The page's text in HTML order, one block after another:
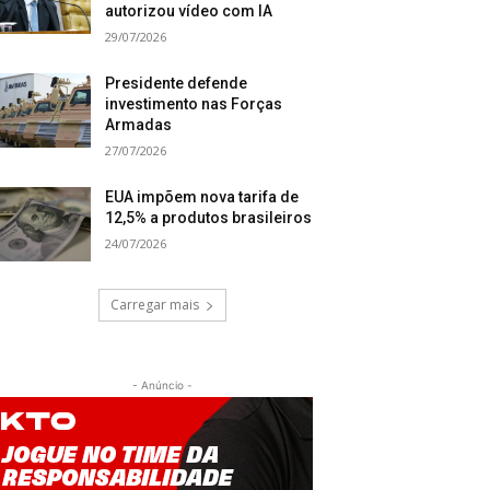
autorizou vídeo com IA
29/07/2026
Presidente defende
investimento nas Forças
Armadas
27/07/2026
EUA impõem nova tarifa de
12,5% a produtos brasileiros
24/07/2026
Carregar mais
- Anúncio -